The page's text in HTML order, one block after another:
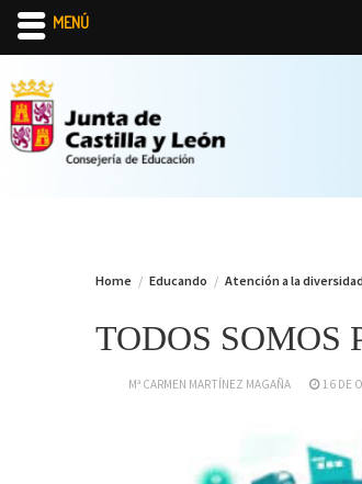
to
content
Home Educando Atención a la
TODOS SOMOS
Mª CARMEN MARTÍNEZ MAGAÑA 16 DE
MENÚ